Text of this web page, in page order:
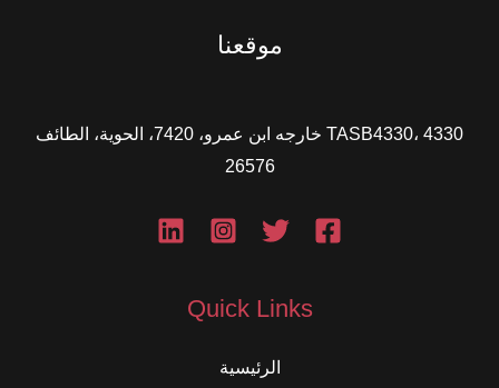
موقعنا
TASB4330، 4330 خارجه ابن عمرو، 7420، الحوية، الطائف
26576
Quick Links
الرئيسية